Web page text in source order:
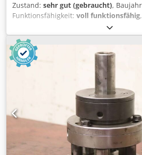
Zustand: sehr gut (gebraucht),
Funktionsfähigkeit: voll funktionsfähig,
Maschinen-/Fahrzeugnummer:
LEISTRITZ RT 400-CCA Dodoxytmhjpfx
2004 / Retrofit Steuerung 2019
V Frequenz: 50 Hz Nennleistung: 65 kW
A Betriebsdruck: Luft: 6 bar Öl: 270 bar
24 VDC Maximale Wellenlänge: 275
Wellenlänge: 125 mm Maximaler
Werkzeug Ø69,85: 215 mm, Werkzeug
Minimaler Rollensatzdurchmesser:
178 mm, Werkzeug Ø80: 176 mm
Platzbedarf 3,4 m x 2,9 m x 2,2 m.
Zubehör: - Kühlmittelfilteranlage -
für Werkzeuge Ø69,85 mm, 1x für